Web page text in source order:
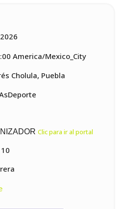
America/Mexico_City
Cholula, Puebla
Clic para ir al portal